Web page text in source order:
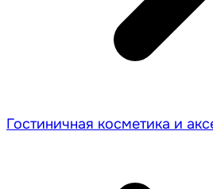
Гостиничная косметика и